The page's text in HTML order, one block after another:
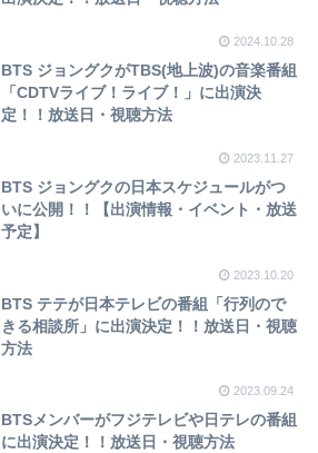
2024.10.28
BTS ジョングクがTBS(地上波)の音楽番組
「CDTVライブ！ライブ！」に出演決
定！！放送日・視聴方法
2023.11.27
BTS ジョングクの日本スケジュールがつ
いに公開！！【出演情報・イベント・放送
予定】
2023.10.20
BTS テテが日本テレビの番組「行列ので
きる相談所」に出演決定！！放送日・視聴
方法
2023.09.24
BTSメンバーがフジテレビや日テレの番組
に出演決定！！放送日・視聴方法